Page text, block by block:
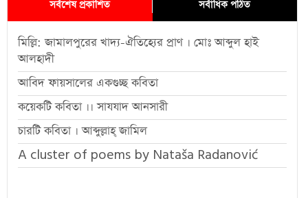
সর্বশেষ প্রকাশিত সর্বাধিক পঠিত
মিল্লি: জামালপুরের খাদ্য-ঐতিহ্যের প্রাণ । মোঃ আব্দুল হাই
আলহাদী
আবিদ ফায়সালের একগুচ্ছ কবিতা
কয়েকটি কবিতা ।। সাযযাদ আনসারী
চারটি কবিতা । আব্দুল্লাহ্ জামিল
A cluster of poems by Nataša Radanović